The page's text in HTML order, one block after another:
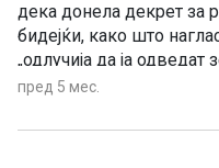
дека донела декрет за
бидејќи, како што
„одлучија да ја одведат
пред 5 мес.